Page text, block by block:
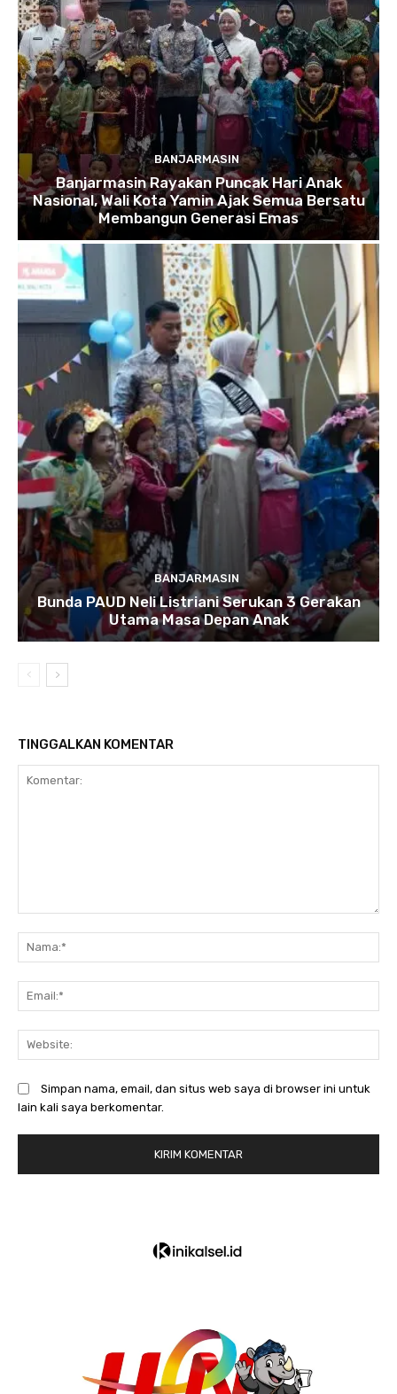
BANJARMASIN
Banjarmasin Rayakan Puncak Hari Anak
Nasional, Wali Kota Yamin Ajak Semua Bersatu
Membangun Generasi Emas
BANJARMASIN
Bunda PAUD Neli Listriani Serukan 3 Gerakan
Utama Masa Depan Anak
TINGGALKAN KOMENTAR
Simpan nama, email, dan situs web saya di browser ini untuk
lain kali saya berkomentar.